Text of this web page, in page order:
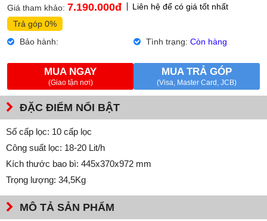
Giá tham khảo: 7.190.000đ
Liên hệ để có giá tốt nhất
Trả góp 0%
Bảo hành:
Tình trạng: Còn hàng
MUA NGAY
(Giao tận nơi)
MUA TRẢ GÓP
(Visa, Master Card, JCB)
ĐẶC ĐIỂM NỔI BẬT
Số cấp lọc: 10 cấp lọc
Công suất lọc: 18-20 Lit/h
Kích thước bao bì: 445x370x972 mm
Trọng lượng: 34,5Kg
MÔ TẢ SẢN PHẨM